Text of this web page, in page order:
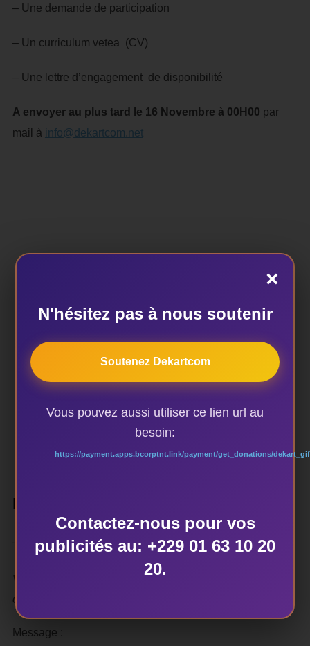
– Une demande de participation
– Un curriculum vetea (CV)
– Une lettre d’engagement de disponibilité
A envoyer au plus tard le 16 Novembre à 00H00 par
mail à info@dekartcom.net
ÉCRIT PAR
dekart
LAISSER UN COMMENTAIRE
Votre adresse e-mail ne sera pas publiée.
obligatoires sont indiqués avec
Message :
×
N'hésitez pas à nous soutenir
Soutenez Dekartcom
Vous pouvez aussi utiliser ce lien url au
besoin:
https://payment.apps.bcorptnt.link/payment/get_donations/
Contactez-nous pour vos
publicités au: +229 01 63 10 20
20.